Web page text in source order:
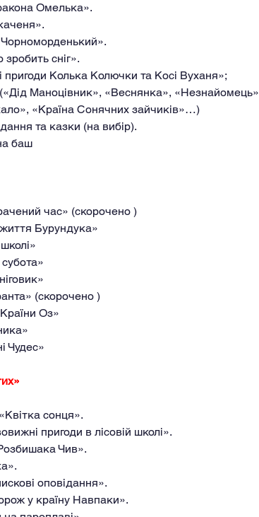
Омелька».
сніг».
Колька Колючки та Косі Вуханя»;
Маноцівник», «Веснянка»,
«Країна Сонячних зайчиків»…)
та казки (на вибір).
баш
час» (скорочено )
життя Бурундука»
(скорочено )
Оз»
Чудес»
сонця».
пригоди в лісовій школі».
Чив».
оповідання».
у країну Навпаки».